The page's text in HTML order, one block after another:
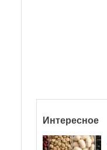
Интересное